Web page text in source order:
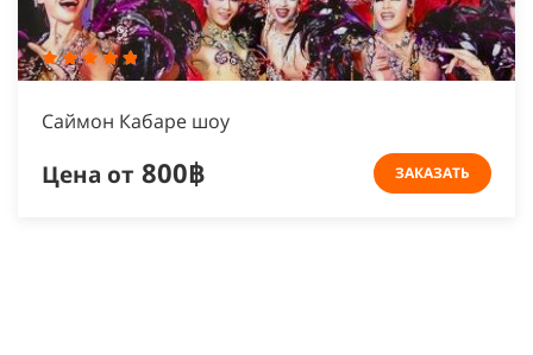
Cаймон Кабаре шоу
Цена от 800฿ ЗАКАЗАТЬ